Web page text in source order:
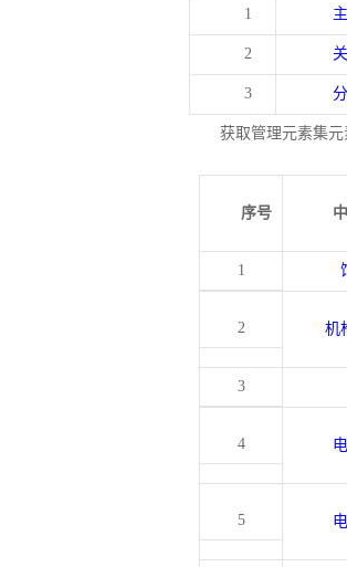
1
2
3
获取管理元素集
序号
1
2 机
3
4
5